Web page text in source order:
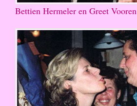
Bettien Hermeler en Greet Vooren